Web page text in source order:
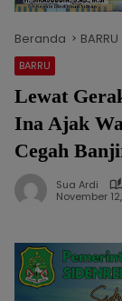
Beranda BARRU
BARRU
Lewat
Ina Ajak
Cegah
Sua Ardi
November